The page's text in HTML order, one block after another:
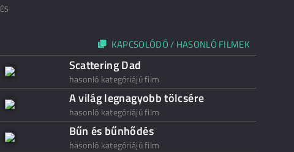
KAPCSOLÓDÓ / HASONLÓ FILMEK
Scattering Dad
hasonló kategóriájú film
A világ legnagyobb tölcsére
hasonló kategóriájú film
Bűn és bűnhődés
hasonló kategóriájú film